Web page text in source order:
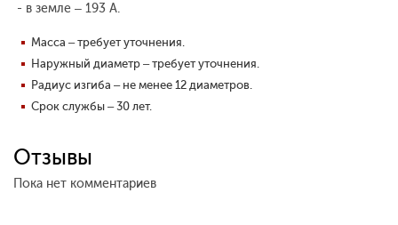
- в земле – 193 А.
Масса – требует уточнения.
Наружный диаметр – требует уточнения.
Радиус изгиба – не менее 12 диаметров.
Срок службы – 30 лет.
Отзывы
Пока нет комментариев